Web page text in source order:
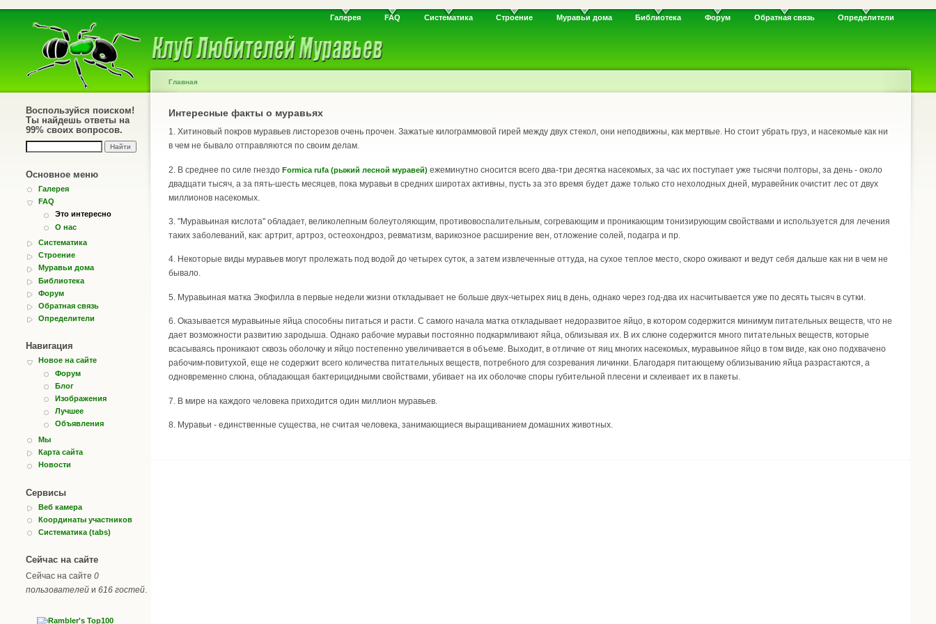
Галерея FAQ Систематика Строение Муравьи дома Библиотека Форум Обратная связь Определители
Воспользуйся поиском!
Ты найдешь ответы на
99% своих вопросов.
Основное меню
Галерея
FAQ
Это интересно
О нас
Систематика
Строение
Муравьи дома
Библиотека
Форум
Обратная связь
Определители
Навигация
Новое на сайте
Форум
Блог
Изображения
Лучшее
Объявления
Мы
Карта сайта
Новости
Сервисы
Веб камера
Координаты участников
Систематика (tabs)
Сейчас на сайте
Сейчас на сайте 0
пользователей и 616 гостей.
Главная
Интересные факты о муравьях
1. Хитиновый покров муравьев листорезов очень прочен. Зажатые килограммовой гирей между двух стекол, они неподвижны, как мертвые. Но стоит убрать груз, и насекомые как ни
в чем не бывало отправляются по своим делам.
2. В среднее по силе гнездо Formica rufa (рыжий лесной муравей) ежеминутно сносится всего два-три десятка насекомых, за час их поступает уже тысячи полторы, за день - около
двадцати тысяч, а за пять-шесть месяцев, пока муравьи в средних широтах активны, пусть за это время будет даже только сто нехолодных дней, муравейник очистит лес от двух
миллионов насекомых.
3. "Муравьиная кислота" обладает, великолепным болеутоляющим, противовоспалительным, согревающим и проникающим тонизирующим свойствами и используется для лечения
таких заболеваний, как: артрит, артроз, остеохондроз, ревматизм, варикозное расширение вен, отложение солей, подагра и пр.
4. Некоторые виды муравьев могут пролежать под водой до четырех суток, а затем извлеченные оттуда, на сухое теплое место, скоро оживают и ведут себя дальше как ни в чем не
бывало.
5. Муравьиная матка Экофилла в первые недели жизни откладывает не больше двух-четырех яиц в день, однако через год-два их насчитывается уже по десять тысяч в сутки.
6. Оказывается муравьиные яйца способны питаться и расти. С самого начала матка откладывает недоразвитое яйцо, в котором содержится минимум питательных веществ, что не
дает возможности развитию зародыша. Однако рабочие муравьи постоянно подкармливают яйца, облизывая их. В их слюне содержится много питательных веществ, которые
всасываясь проникают сквозь оболочку и яйцо постепенно увеличивается в объеме. Выходит, в отличие от яиц многих насекомых, муравьиное яйцо в том виде, как оно подхвачено
рабочим-повитухой, еще не содержит всего количества питательных веществ, потребного для созревания личинки. Благодаря питающему облизыванию яйца разрастаются, а
одновременно слюна, обладающая бактерицидными свойствами, убивает на их оболочке споры губительной плесени и склеивает их в пакеты.
7. В мире на каждого человека приходится один миллион муравьев.
8. Муравьи - единственные существа, не считая человека, занимающиеся выращиванием домашних животных.